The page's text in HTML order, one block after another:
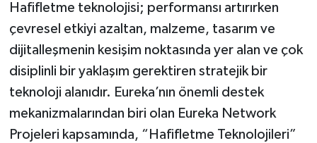
Hafifletme teknolojisi; performansı artırırken
çevresel etkiyi azaltan, malzeme, tasarım ve
dijitalleşmenin kesişim noktasında yer alan ve çok
disiplinli bir yaklaşım gerektiren stratejik bir
teknoloji alanıdır. Eureka’nın önemli destek
mekanizmalarından biri olan Eureka Network
Projeleri kapsamında, “Hafifletme Teknolojileri”